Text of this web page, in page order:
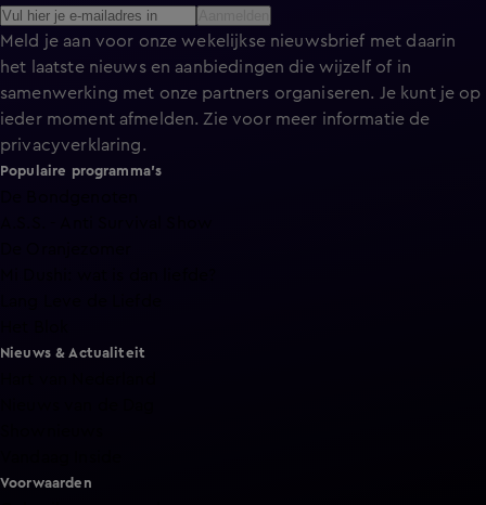
Meld je aan voor onze wekelijkse nieuwsbrief met daarin
het laatste nieuws en aanbiedingen die wijzelf of in
samenwerking met onze partners organiseren. Je kunt je op
ieder moment afmelden. Zie voor meer informatie de
privacyverklaring.
Populaire programma's
Nieuws & Actualiteit
Voorwaarden